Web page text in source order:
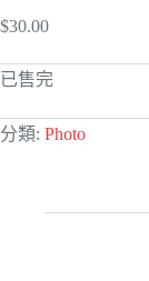
$30.00
已售完
分類: Photo